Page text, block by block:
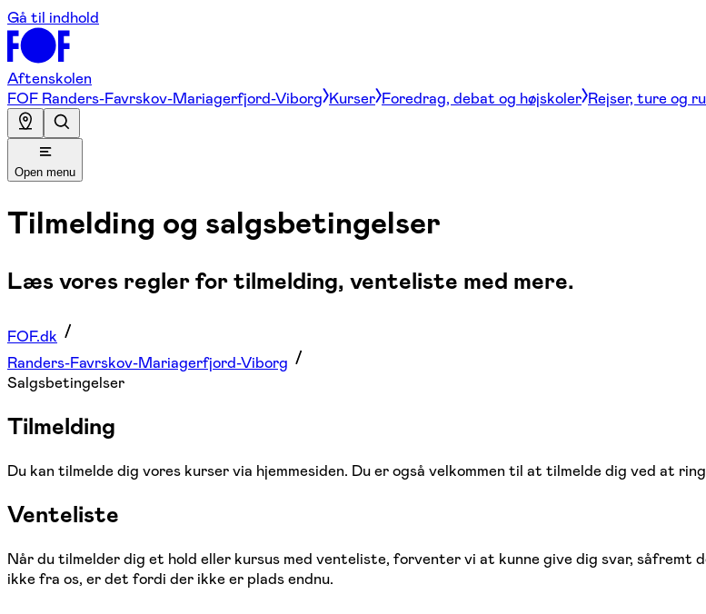
Gå til indhold
Aftenskolen
FOF Randers-Favrskov-Mariagerfjord-Viborg Kurser Foredrag, debat og højskoler Rejser, ture og
Open menu
Tilmelding og salgsbetingelser
Læs vores regler for tilmelding, venteliste med mere.
FOF.dk
Randers-Favrskov-Mariagerfjord-Viborg
Salgsbetingelser
Tilmelding
Du kan tilmelde dig vores kurser via hjemmesiden. Du er også velkommen til at tilmelde dig ved at
Venteliste
Når du tilmelder dig et hold eller kursus med venteliste, forventer vi at kunne give dig svar, såfremt
ikke fra os, er det fordi der ikke er plads endnu.